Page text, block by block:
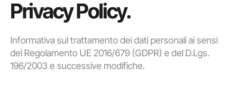
Privacy Policy.
Informativa sul trattamento dei dati personali ai sensi
del Regolamento UE 2016/679 (GDPR) e del D.Lgs.
196/2003 e successive modifiche.